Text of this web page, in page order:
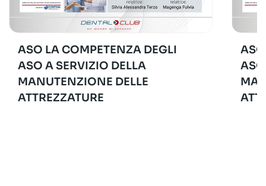
ASO LA COMPETENZA DEGLI
ASO A SERVIZIO DELLA
MANUTENZIONE DELLE
ATTREZZATURE